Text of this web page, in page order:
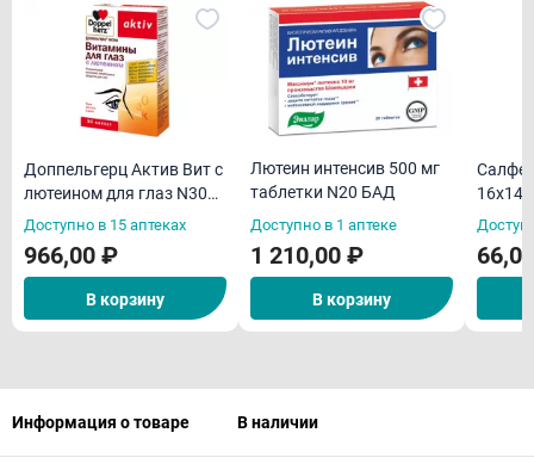
Доппельгерц Актив Вит с
лютеином для глаз N30
БАД
Доступно в 15 аптеках
966,00 ₽
В корзину
Лютеин интенсив 500 мг
таблетки N20 БАД
Доступно в 1 аптеке
1 210,00 ₽
В корзину
16х14
Информация о товаре В наличии